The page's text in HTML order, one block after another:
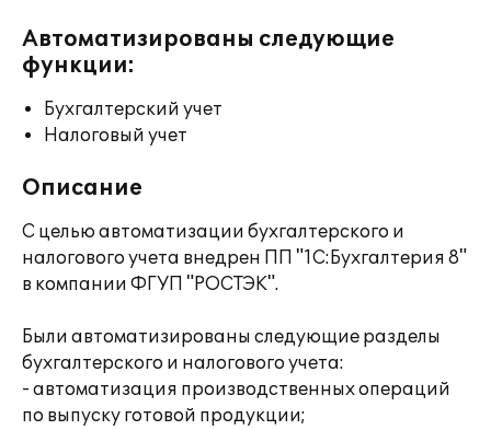
Автоматизированы следующие
функции:
Бухгалтерский учет
Налоговый учет
Описание
С целью автоматизации бухгалтерского и
налогового учета внедрен ПП "1С:Бухгалтерия 8"
в компании ФГУП "РОСТЭК".
Были автоматизированы следующие разделы
бухгалтерского и налогового учета:
- автоматизация производственных операций
по выпуску готовой продукции;